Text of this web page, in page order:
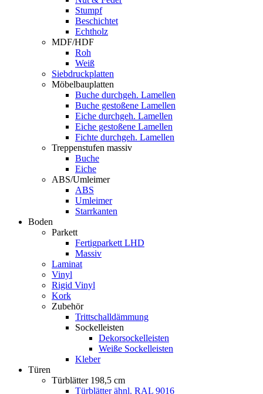
Stumpf
Beschichtet
Echtholz
MDF/HDF
Roh
Weiß
Siebdruckplatten
Möbelbauplatten
Buche durchgeh. Lamellen
Buche gestoßene Lamellen
Eiche durchgeh. Lamellen
Eiche gestoßene Lamellen
Fichte durchgeh. Lamellen
Treppenstufen massiv
Buche
Eiche
ABS/Umleimer
ABS
Umleimer
Starrkanten
Boden
Parkett
Fertigparkett LHD
Massiv
Laminat
Vinyl
Rigid Vinyl
Kork
Zubehör
Trittschalldämmung
Sockelleisten
Dekorsockelleisten
Weiße Sockelleisten
Kleber
Türen
Türblätter 198,5 cm
Türblätter ähnl. RAL 9016